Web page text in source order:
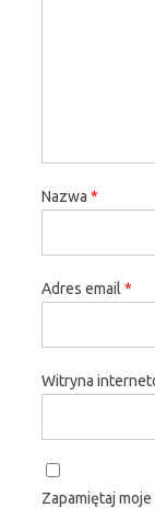
Nazwa *
Adres email *
Witryna
Zapamiętaj